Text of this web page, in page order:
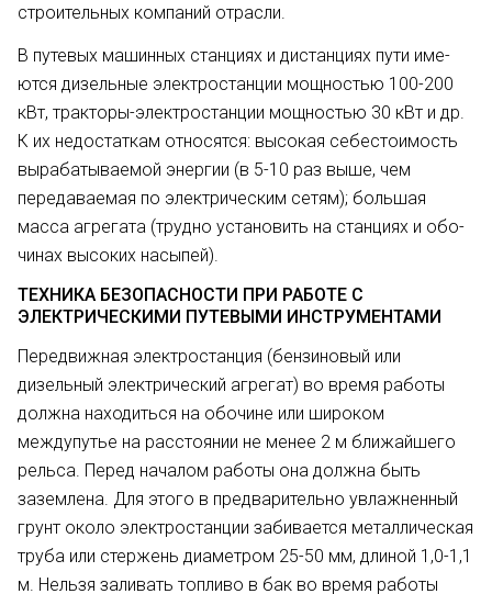
строительных компаний отрасли.
В путевых машинных станциях и дистанциях пути име­
ются дизельные электростанции мощностью 100-200
кВт, тракто­ры-электростанции мощностью 30 кВт и др.
К их недостаткам относятся: высокая себестоимость
вырабатываемой энергии (в 5-10 раз выше, чем
передаваемая по электрическим се­тям); большая
масса агрегата (труд­но установить на станциях и обо­
чинах высоких насыпей).
ТЕХНИКА БЕЗОПАСНОСТИ ПРИ РАБОТЕ С
ЭЛЕКТРИЧЕСКИМИ ПУТЕВЫМИ ИНСТРУМЕНТАМИ
Передвижная электростанция (бензиновый или
дизельный электрический агрегат) во вре­мя работы
должна находиться на обочине или широком
междупутье на расстоянии не менее 2 м ближай­шего
рельса. Перед началом работы она должна быть
заземлена. Для этого в предварительно увлажнен­ный
грунт около электростанции за­бивается металлическая
труба или стержень диаметром 25-50 мм, дли­ной 1,0-1,1
м. Нельзя заливать топливо в бак во время работы